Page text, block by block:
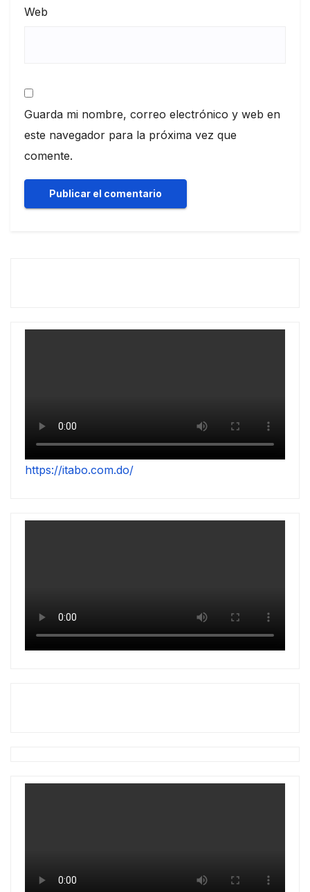
Web
Guarda mi nombre, correo electrónico y web en
este navegador para la próxima vez que
comente.
https://itabo.com.do/